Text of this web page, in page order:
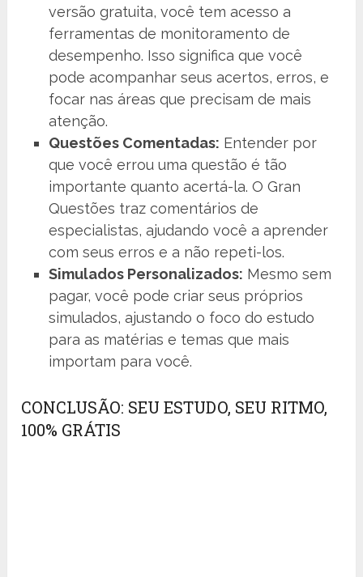
versão gratuita, você tem acesso a
ferramentas de monitoramento de
desempenho. Isso significa que você
pode acompanhar seus acertos, erros, e
focar nas áreas que precisam de mais
atenção.
Questões Comentadas: Entender por
que você errou uma questão é tão
importante quanto acertá-la. O Gran
Questões traz comentários de
especialistas, ajudando você a aprender
com seus erros e a não repeti-los.
Simulados Personalizados: Mesmo sem
pagar, você pode criar seus próprios
simulados, ajustando o foco do estudo
para as matérias e temas que mais
importam para você.
CONCLUSÃO: SEU ESTUDO, SEU RITMO,
100% GRÁTIS